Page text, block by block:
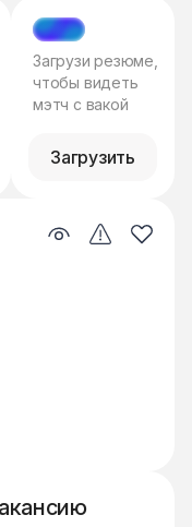
МЭТЧ
Загрузи резюме,
чтобы видеть
мэтч с вакой
Загрузить